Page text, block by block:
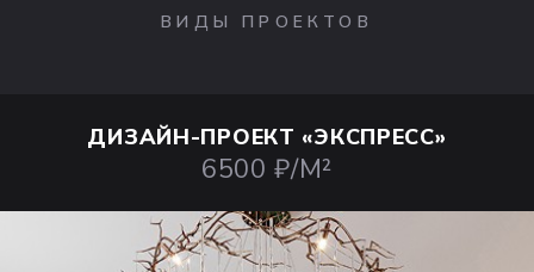
ВИДЫ ПРОЕКТОВ
ДИЗАЙН-ПРОЕКТ «ЭКСПРЕСС»
6500 ₽/М²